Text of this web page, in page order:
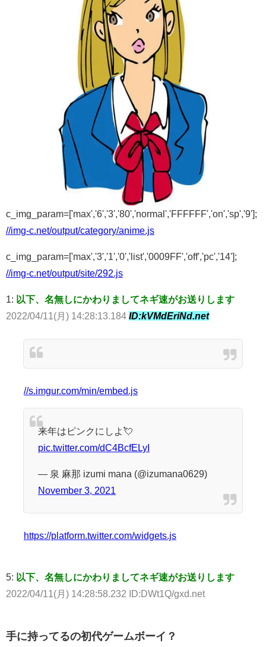
c_img_param=['max','6','3','80','normal','FFFFFF','on','sp','9'];
//img-c.net/output/category/anime.js
c_img_param=['max','3','1','0','list','0009FF','off','pc','14'];
//img-c.net/output/site/292.js
1: 以下、名無しにかわりましてネギ速がお送りします
2022/04/11(月) 14:28:13.184 ID:kVMdEriNd.net
//s.imgur.com/min/embed.js
来年はピンクにしよ💘
pic.twitter.com/dC4BcfELyI
— 泉 麻那 izumi mana (@izumana0629)
November 3, 2021
https://platform.twitter.com/widgets.js
5: 以下、名無しにかわりましてネギ速がお送りします
2022/04/11(月) 14:28:58.232 ID:DWt1Q/gxd.net
手に持ってるの初代ゲームボーイ？